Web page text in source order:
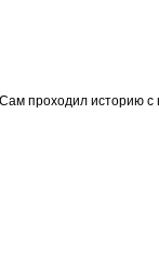
проходил историю